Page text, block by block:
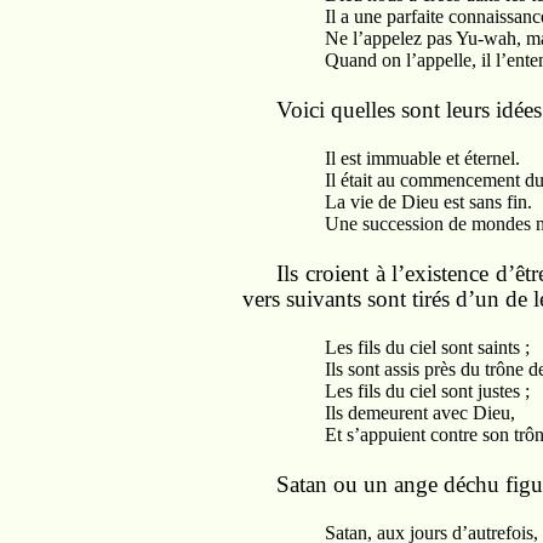
Il a une parfaite connaissance
Ne l’appelez pas Yu-wah,
Quand on l’appelle, il
Voici quelles sont leurs
Il est immuable et éternel.
Il était au commencement du
La vie de Dieu est sans fin.
Une succession de mondes
Ils croient à l’existence
vers suivants sont tirés d’un de
Les fils du ciel sont saints ;
Ils sont assis près du trône
Les fils du ciel sont justes ;
Ils demeurent avec Dieu,
Et s’appuient contre son
Satan ou un ange déchu
Satan, aux jours d’autrefois,